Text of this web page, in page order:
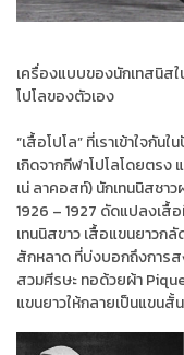
เครื่องแบบของนักเทสนิส
โปโลของตัวเอง
“เสื้อโปโล” ที่เราเข้าใจกัน
เกิดจากกีฬาโปโลโดยตรง
เน่ ลาคอสท์) นักเทนนิสชา
1926 – 1927 ดัดแปลงเสื้
เทนนิสขาว เสื้อแขนยาวกลั
สักหลาด ที่บ่งบอกถึงการ
สวมศีรษะ ทอด้วยผ้า
แขนยาวให้กลายเป็นแขนสั้